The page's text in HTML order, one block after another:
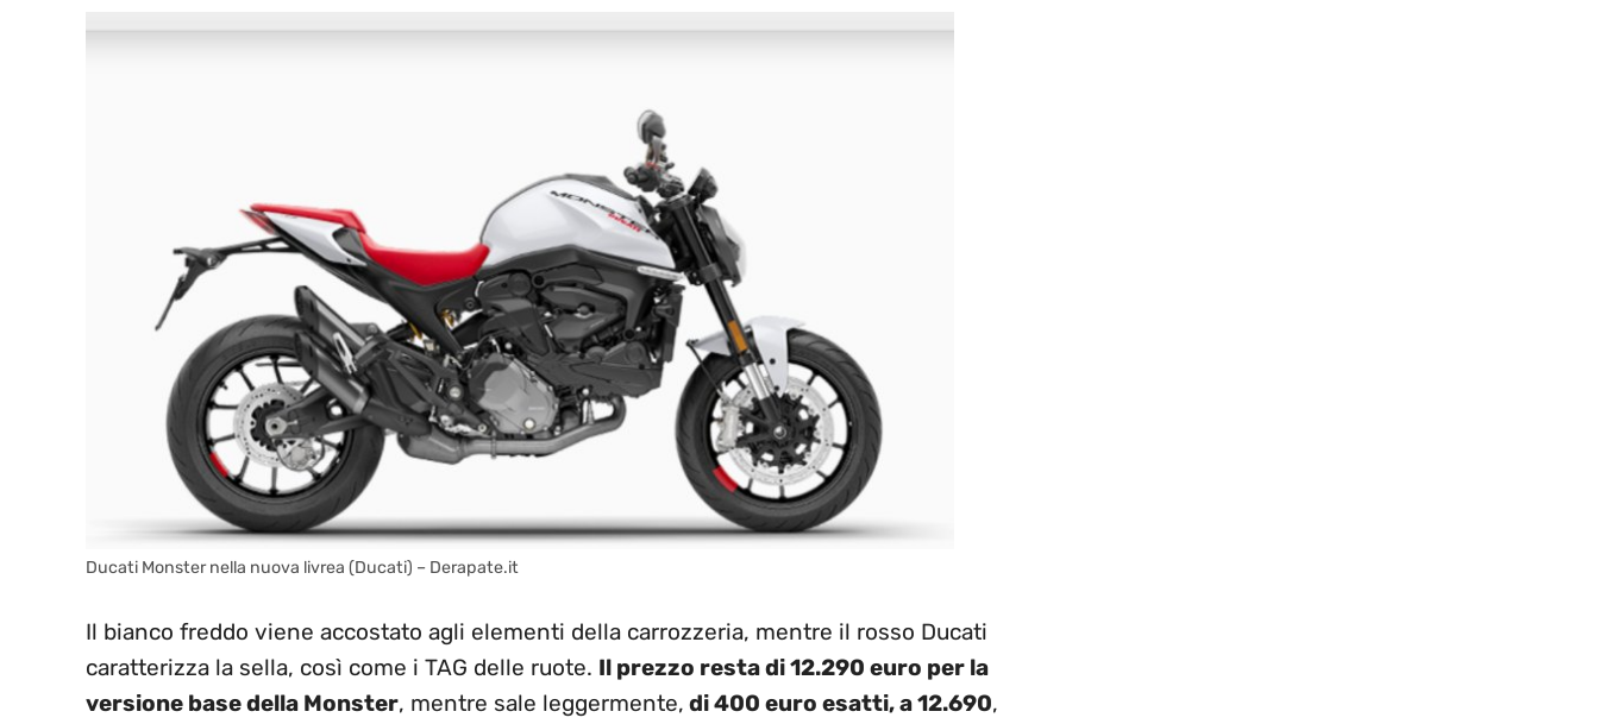
Ducati Monster nella nuova livrea (Ducati) – Derapate.it
Il bianco freddo viene accostato agli elementi della carrozzeria, mentre il rosso Ducati
caratterizza la sella, così come i TAG delle ruote. Il prezzo resta di 12.290 euro per la
versione base della Monster, mentre sale leggermente, di 400 euro esatti, a 12.690,